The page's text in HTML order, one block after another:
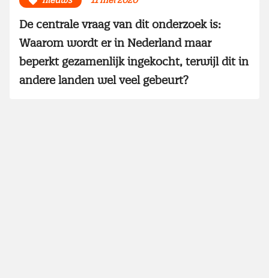
De centrale vraag van dit onderzoek is:
Waarom wordt er in Nederland maar
beperkt gezamenlijk ingekocht, terwijl dit in
andere landen wel veel gebeurt?